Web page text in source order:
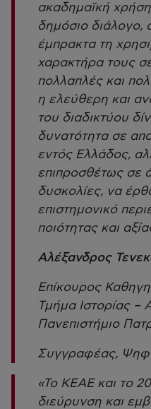
ακαδημαϊκή
δημόσιο διάλογο,
έμπρακτα τη
χαρακτήρα τους
πολλαπλές και
η ελεύθερη και
του διαδικτύου
δυνατότητα σε
εντός Ελλάδος,
επιπροσθέτως σε
δυσκολίες, να
επιστημονικό
ποιότητας και
Αλέξανδρος
Επίκουρος
Τμήμα Ιστορίας –
Πανεπιστήμιο
Συγγραφέας,
«Το ΚΕΑΕ και το
διεύρυνση και